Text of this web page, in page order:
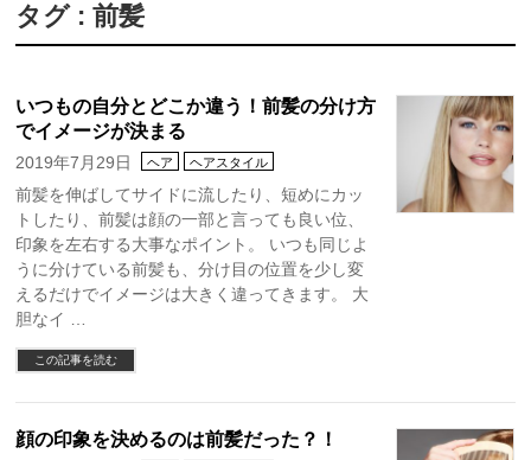
タグ : 前髪
いつもの自分とどこか違う！前髪の分け方
でイメージが決まる
2019年7月29日 ヘア ヘアスタイル
前髪を伸ばしてサイドに流したり、短めにカッ
トしたり、前髪は顔の一部と言っても良い位、
印象を左右する大事なポイント。 いつも同じよ
うに分けている前髪も、分け目の位置を少し変
えるだけでイメージは大きく違ってきます。 大
胆なイ …
この記事を読む
顔の印象を決めるのは前髪だった？！